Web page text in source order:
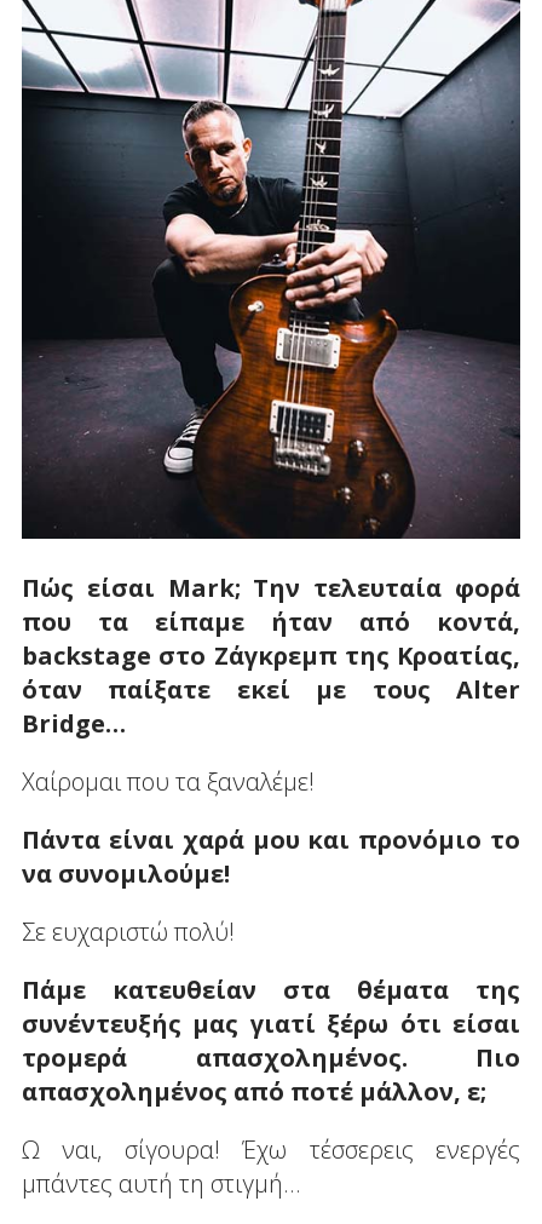
Πώς είσαι Mark; Την τελευταία φορά
που τα είπαμε ήταν από κοντά,
backstage στο Ζάγκρεμπ της Κροατίας,
όταν παίξατε εκεί με τουςAlter
Bridge…
Χαίρομαι που τα ξαναλέμε!
Πάντα είναι χαρά μου και προνόμιο το
να συνομιλούμε!
Σε ευχαριστώ πολύ!
Πάμε κατευθείαν στα θέματα της
συνέντευξής μας γιατί ξέρω ότι είσαι
τρομερά απασχολημένος. Πιο
απασχολημένος από ποτέ μάλλον, ε;
Ω ναι, σίγουρα! Έχω τέσσερεις ενεργές
μπάντες αυτή τη στιγμή…